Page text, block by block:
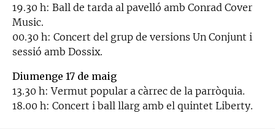
19.30 h: Ball de tarda al pavelló amb Conrad Cover
Music.
00.30 h: Concert del grup de versions Un Conjunt i
sessió amb Dossix.
Diumenge 17 de maig
13.30 h: Vermut popular a càrrec de la parròquia.
18.00 h: Concert i ball llarg amb el quintet Liberty.